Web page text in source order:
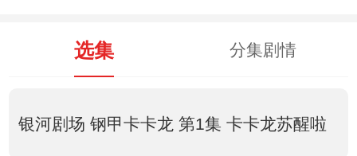
选集 分集剧情
银河剧场 钢甲卡卡龙 第1集 卡卡龙苏醒啦